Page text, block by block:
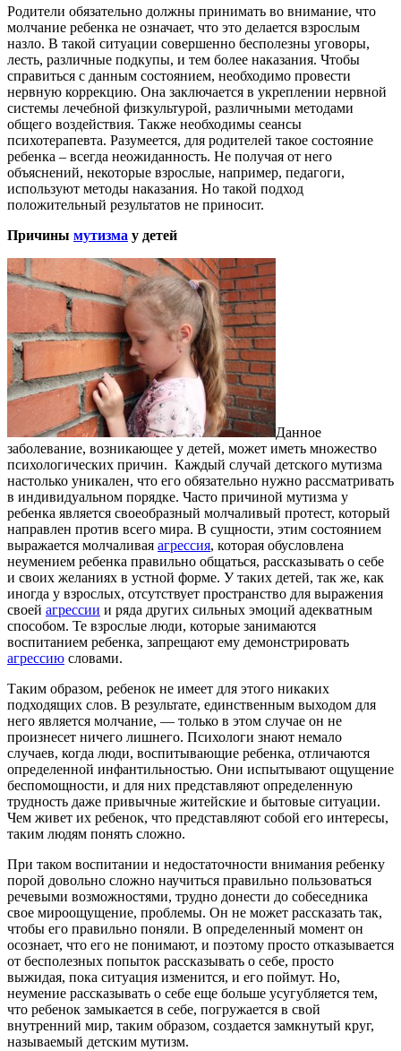
Родители обязательно должны принимать во внимание, что
молчание ребенка не означает, что это делается взрослым
назло. В такой ситуации совершенно бесполезны уговоры,
лесть, различные подкупы, и тем более наказания. Чтобы
справиться с данным состоянием, необходимо провести
нервную коррекцию. Она заключается в укреплении нервной
системы лечебной физкультурой, различными методами
общего воздействия. Также необходимы сеансы
психотерапевта. Разумеется, для родителей такое состояние
ребенка – всегда неожиданность. Не получая от него
объяснений, некоторые взрослые, например, педагоги,
используют методы наказания. Но такой подход
положительный результатов не приносит.
Причины мутизма у детей
Данное
заболевание, возникающее у детей, может иметь множество
психологических причин. Каждый случай детского мутизма
настолько уникален, что его обязательно нужно рассматривать
в индивидуальном порядке. Часто причиной мутизма у
ребенка является своеобразный молчаливый протест, который
направлен против всего мира. В сущности, этим состоянием
выражается молчаливая агрессия, которая обусловлена
неумением ребенка правильно общаться, рассказывать о себе
и своих желаниях в устной форме. У таких детей, так же, как
иногда у взрослых, отсутствует пространство для выражения
своей агрессии и ряда других сильных эмоций адекватным
способом. Те взрослые люди, которые занимаются
воспитанием ребенка, запрещают ему демонстрировать
агрессию словами.
Таким образом, ребенок не имеет для этого никаких
подходящих слов. В результате, единственным выходом для
него является молчание, — только в этом случае он не
произнесет ничего лишнего. Психологи знают немало
случаев, когда люди, воспитывающие ребенка, отличаются
определенной инфантильностью. Они испытывают ощущение
беспомощности, и для них представляют определенную
трудность даже привычные житейские и бытовые ситуации.
Чем живет их ребенок, что представляют собой его интересы,
таким людям понять сложно.
При таком воспитании и недостаточности внимания ребенку
порой довольно сложно научиться правильно пользоваться
речевыми возможностями, трудно донести до собеседника
свое мироощущение, проблемы. Он не может рассказать так,
чтобы его правильно поняли. В определенный момент он
осознает, что его не понимают, и поэтому просто отказывается
от бесполезных попыток рассказывать о себе, просто
выжидая, пока ситуация изменится, и его поймут. Но,
неумение рассказывать о себе еще больше усугубляется тем,
что ребенок замыкается в себе, погружается в свой
внутренний мир, таким образом, создается замкнутый круг,
называемый детским мутизм.